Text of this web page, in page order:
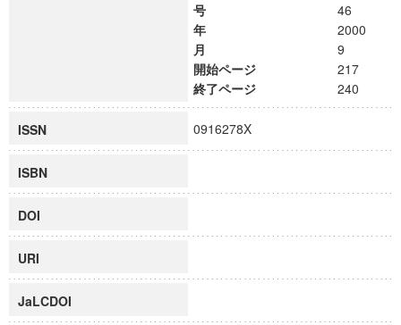
号
46
年
2000
月
9
開始ページ
217
終了ページ
240
ISSN 0916278X
ISBN
DOI
URI
JaLCDOI